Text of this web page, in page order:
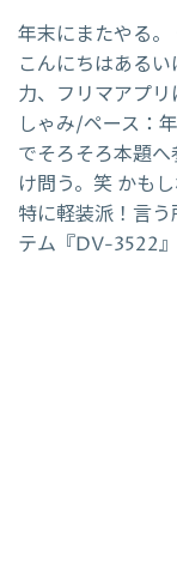
年末にまたやる。
こんにちはある
力、フリマアプ
しゃみ/ペース：
でそろそろ本題
け問う。笑 かも
特に軽装派！言
テム『DV-3522』